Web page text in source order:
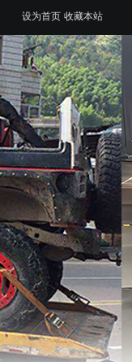
设为首页 收藏本站